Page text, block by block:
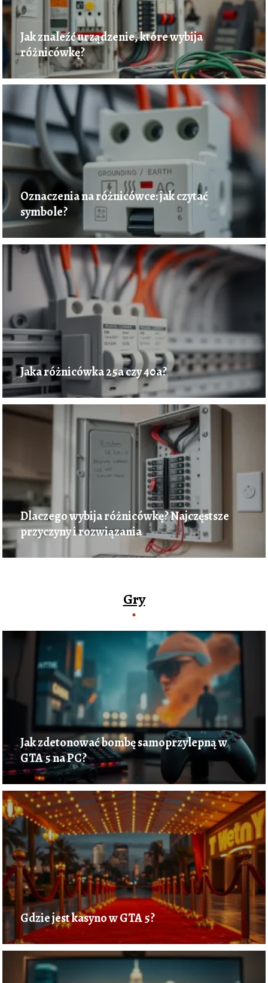
Jak znaleźć urządzenie, które wybija
różnicówkę?
Oznaczenia na różnicówce: jak czytać
symbole?
Jaka różnicówka 25a czy 40a?
Dlaczego wybija różnicówkę? Najczęstsze
przyczyny i rozwiązania
Gry
Jak zdetonować bombę samoprzylepną w
GTA 5 na PC?
Gdzie jest kasyno w GTA 5?